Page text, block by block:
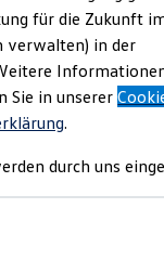
für die Zukunft
verwalten) in der
Sie in unserer
.
durch uns